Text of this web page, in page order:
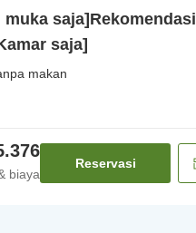
muka saja]Rekomendasi
saja]
makan
biaya
Reservasi